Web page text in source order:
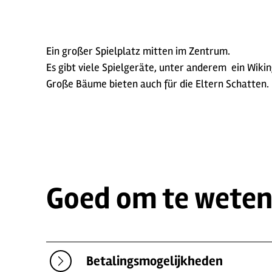
Ein großer Spielplatz mitten im Zentrum.
Es gibt viele Spielgeräte, unter anderem ein
Große Bäume bieten auch für die Eltern Schatten.
Goed om te weten
Betalingsmogelijkheden